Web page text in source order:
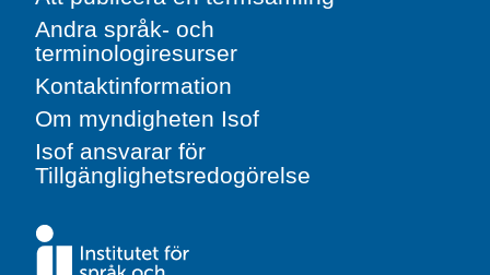
Andra språk- och
terminologiresurser
Kontaktinformation
Om myndigheten Isof
Isof ansvarar för
Tillgänglighetsredogörelse